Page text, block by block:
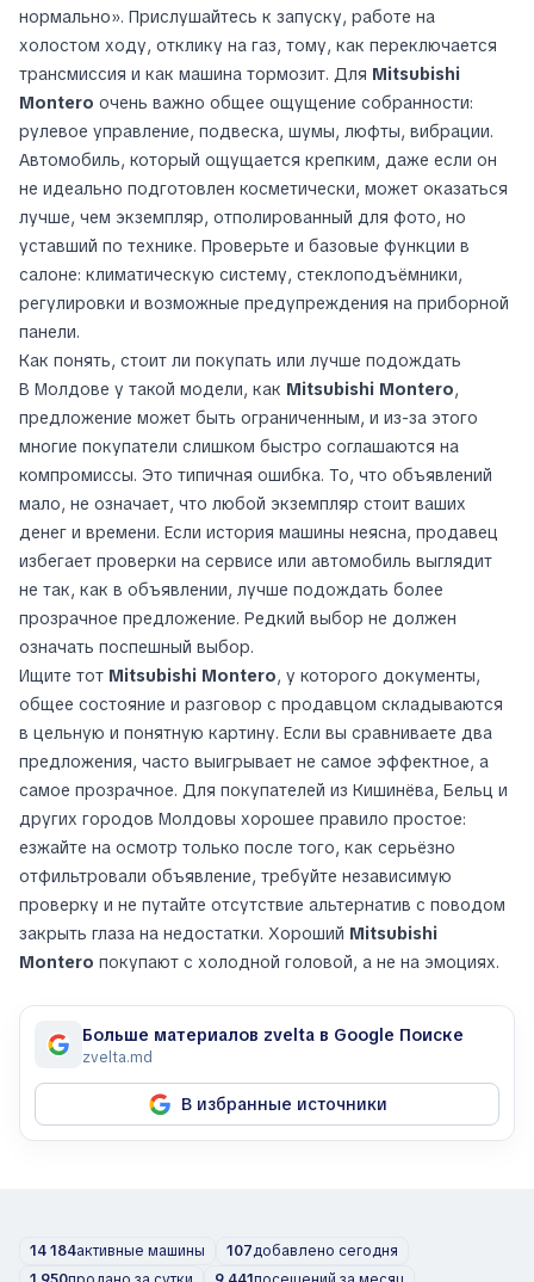
нормально». Прислушайтесь к запуску, работе на
холостом ходу, отклику на газ, тому, как переключается
трансмиссия и как машина тормозит. Для Mitsubishi
Montero очень важно общее ощущение собранности:
рулевое управление, подвеска, шумы, люфты, вибрации.
Автомобиль, который ощущается крепким, даже если он
не идеально подготовлен косметически, может оказаться
лучше, чем экземпляр, отполированный для фото, но
уставший по технике. Проверьте и базовые функции в
салоне: климатическую систему, стеклоподъёмники,
регулировки и возможные предупреждения на приборной
панели.
Как понять, стоит ли покупать или лучше подождать
В Молдове у такой модели, как Mitsubishi Montero,
предложение может быть ограниченным, и из-за этого
многие покупатели слишком быстро соглашаются на
компромиссы. Это типичная ошибка. То, что объявлений
мало, не означает, что любой экземпляр стоит ваших
денег и времени. Если история машины неясна, продавец
избегает проверки на сервисе или автомобиль выглядит
не так, как в объявлении, лучше подождать более
прозрачное предложение. Редкий выбор не должен
означать поспешный выбор.
Ищите тот Mitsubishi Montero, у которого документы,
общее состояние и разговор с продавцом складываются
в цельную и понятную картину. Если вы сравниваете два
предложения, часто выигрывает не самое эффектное, а
самое прозрачное. Для покупателей из Кишинёва, Бельц и
других городов Молдовы хорошее правило простое:
езжайте на осмотр только после того, как серьёзно
отфильтровали объявление, требуйте независимую
проверку и не путайте отсутствие альтернатив с поводом
закрыть глаза на недостатки. Хороший Mitsubishi
Montero покупают с холодной головой, а не на эмоциях.
Больше материалов zvelta в Google Поиске
zvelta.md
В избранные источники
14 184активные машины 107добавлено сегодня